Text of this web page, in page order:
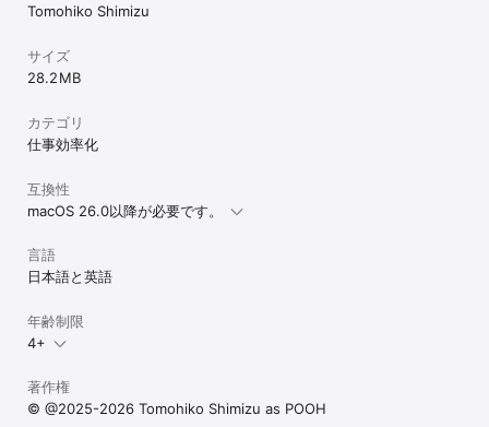
他、ユーザ自身で設定したホットキーでフォルダ・ウインドウを一
発で開くこともできます。
[ ドラッグ操作で登録や並べ替えが自由自在 ]
アプリや書類をFinderから直接ドラッグして登録、フォルダ間のア
イテムをドラッグ操作で移動、同一フォルダ内のアイテムの入れ替
[ 多彩な検索機能で目的のアイテムにアクセス ]
ーによる絞り込み、書類のファイルタイプによる絞り込み、タグの
色付けによる絞り込みなどが可能です。
フォルダに登録したアプリや書類などは、グリッド表示、または一
覧リスト表示で閲覧が可能です。
[ 透明なウィンドウで操作可能 ]
オプション設定で、フォルダ・ウィンドウの背景を透明にすること
が可能です。
Tomohiko Shimizu
サイズ
28.2 MB
カテゴリ
仕事効率化
互換性
macOS 26.0以降が必要です。
言語
日本語と英語
年齢制限
4+
著作権
© @2025-2026 Tomohiko Shimizu as POOH